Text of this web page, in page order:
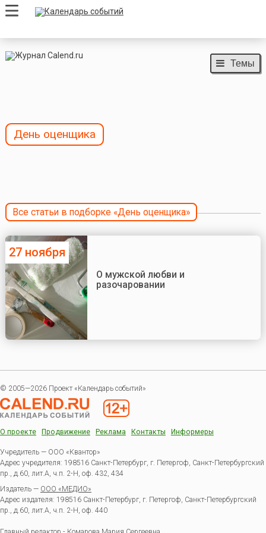
Темы
День оценщика
Все статьи в подборке «День оценщика»
27 ноября
О мужской любви и
разочаровании
© 2005—2026 Проект «Календарь событий»
О проекте Продвижение Реклама Контакты Информеры
Учредитель — ООО «Квантор»
Адрес учредителя: 198516 Санкт-Петербург, г. Петергоф, Санкт-Петербургский
пр., д.60, лит.А, ч.п. 2-Н, оф. 432, 434
Издатель — ООО «МЕДИО»
Адрес издателя: 198516 Санкт-Петербург, г. Петергоф, Санкт-Петербургский
пр., д.60, лит.А, ч.п. 2-Н, оф. 440